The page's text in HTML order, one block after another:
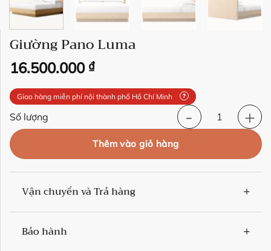
Giường Pano Luma
16.500.000 ₫
Giao hàng miễn phí nội thành phố Hồ Chí Minh
Số lượng Giường Pano Luma số
Thêm vào giỏ hàng
Vận chuyển và Trả hàng
Bảo hành